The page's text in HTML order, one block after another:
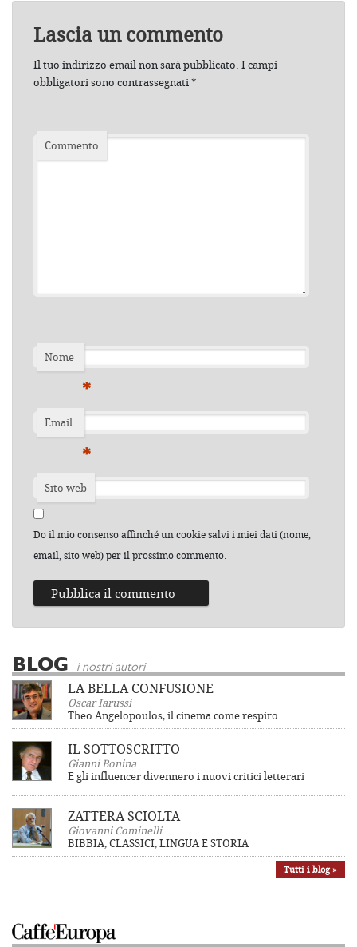
Lascia un commento
Il tuo indirizzo email non sarà pubblicato. I campi
obbligatori sono contrassegnati*
Commento
Nome
*
Email
*
Sito web
Do il mio consenso affinché un cookie salvi i miei dati (nome,
email, sito web) per il prossimo commento.
BLOG i nostri autori
LA BELLA CONFUSIONE
Oscar Iarussi
Theo Angelopoulos, il cinema come respiro
IL SOTTOSCRITTO
Gianni Bonina
E gli influencer divennero i nuovi critici letterari
ZATTERA SCIOLTA
Giovanni Cominelli
BIBBIA, CLASSICI, LINGUA E STORIA
Tutti i blog »